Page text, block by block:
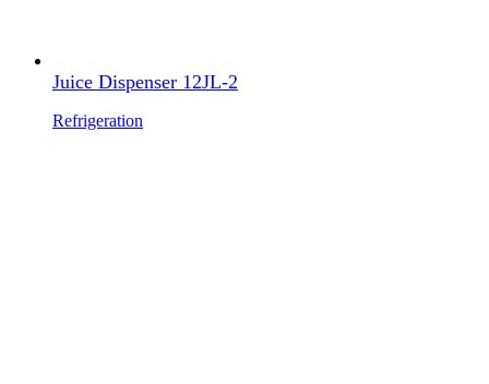
Juice Dispenser 12JL-2
Refrigeration